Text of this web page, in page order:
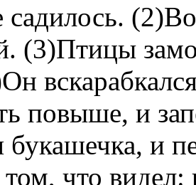
(3)Птицы
повыше, и
букашечка, и
что видел: